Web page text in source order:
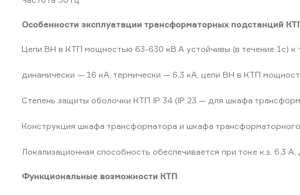
Особенности эксплуатации трансформаторных подстанций
Цепи ВН в КТП мощностью 63-630 кВ.А устойчивы (в течение 1с) к
динамически — 16 кА, термически — 6,3 кА, цепи ВН в КТП
Cтепень защиты оболочки КТП IP 34 (IP 23 — для шкафа
Конструкция шкафа трансформатора и шкафа
Локализационная способность обеспечивается при токе к.з. 6,3
Функциональные возможности КТП